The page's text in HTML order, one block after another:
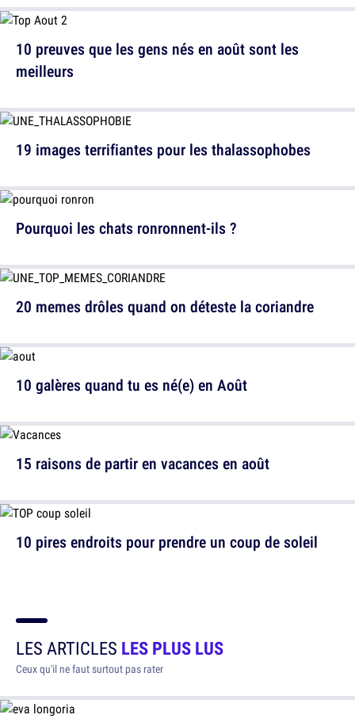
19 images terrifiantes pour les thalassophobes
20 memes drôles quand on déteste la coriandre
15 raisons de partir en vacances en août
10 preuves que les gens nés en août sont les
meilleurs
Pourquoi les chats ronronnent-ils ?
10 galères quand tu es né(e) en Août
10 pires endroits pour prendre un coup de soleil
LES ARTICLES LES PLUS LUS
Ceux qu'il ne faut surtout pas rater